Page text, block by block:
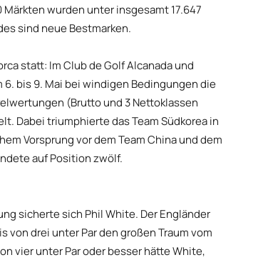
wurden unter insgesamt 17.647
sind neue Bestmarken.
statt: Im Club de Golf Alcanada und
bis 9. Mai bei windigen Bedingungen die
(Brutto und 3 Nettoklassen
Dabei triumphierte das Team Südkorea in
Vorsprung vor dem Team China und dem
auf Position zwölf.
sicherte sich Phil White. Der Engländer
drei unter Par den großen Traum vom
vier unter Par oder besser hätte White,